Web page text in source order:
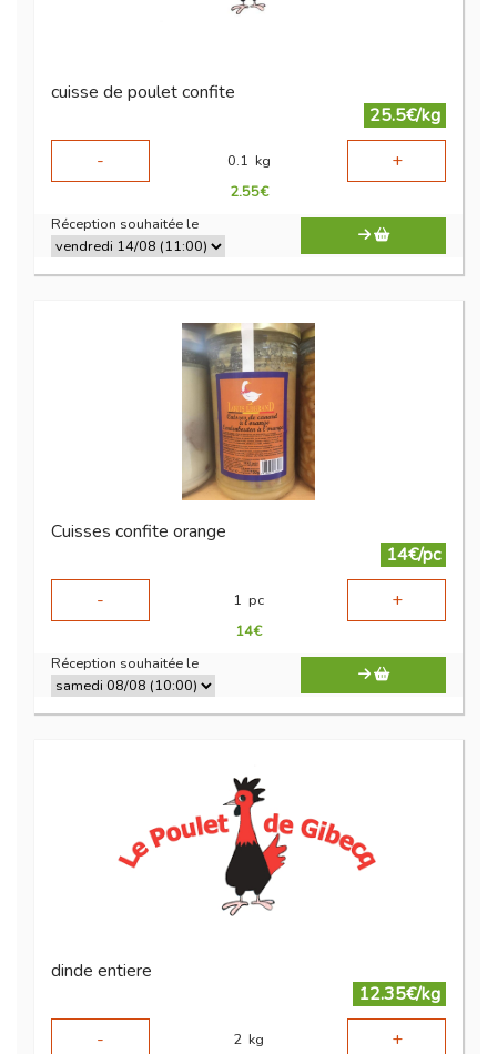
cuisse de poulet confite
25.5€/kg
-
0.1 kg +
2.55€
Réception souhaitée le
Cuisses confite orange
14€/pc
-
1 pc +
14€
Réception souhaitée le
dinde entiere
12.35€/kg
-
2 kg +